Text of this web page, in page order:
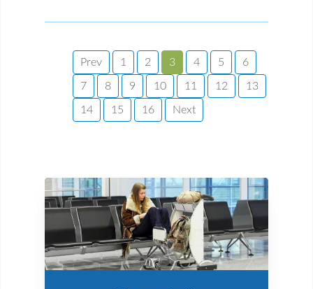
Prev 1 2 3 4 5 6
7 8 9 10 11 12 13
14 15 16 Next